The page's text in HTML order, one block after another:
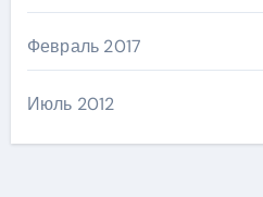
Февраль 2017
Июль 2012